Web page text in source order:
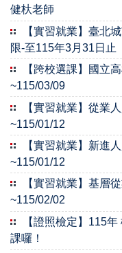
健杕老師
【實習就業】臺北
限-至115年3月31日止
【跨校選課】國立
~115/03/09
【實習就業】從業
~115/01/12
【實習就業】新進
~115/01/12
【實習就業】基層
~115/02/02
【證照檢定】115
課囉！